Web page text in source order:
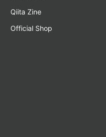
Qiita Zine
Official Shop